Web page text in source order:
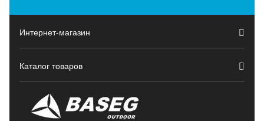
Интернет-магазин
Каталог товаров